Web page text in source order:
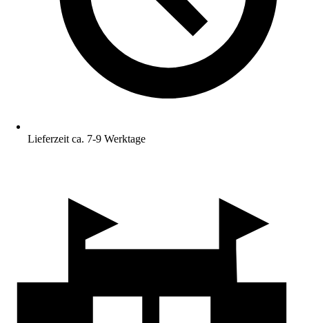
Lieferzeit ca. 7-9 Werktage